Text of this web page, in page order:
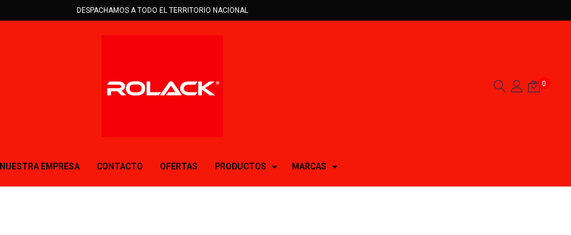
DESPACHAMOS A TODO EL TERRITORIO NACIONAL
0
NUESTRA EMPRESA CONTACTO OFERTAS PRODUCTOS MARCAS